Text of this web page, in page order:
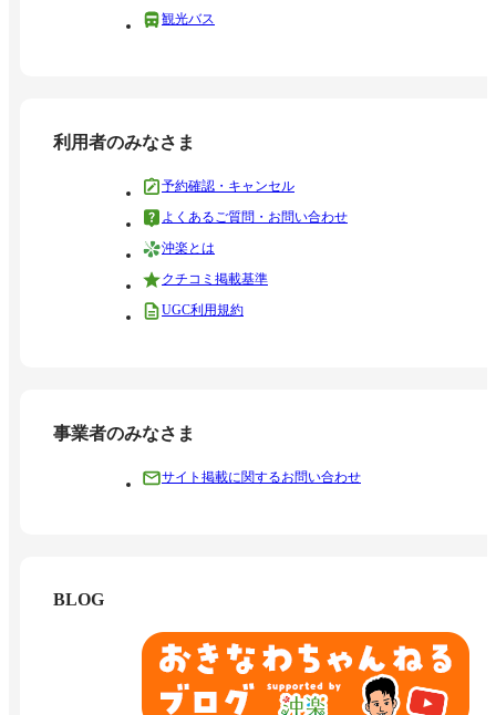
観光バス
利用者のみなさま
予約確認・キャンセル
よくあるご質問・お問い合わせ
沖楽とは
クチコミ掲載基準
UGC利用規約
事業者のみなさま
サイト掲載に関するお問い合わせ
BLOG